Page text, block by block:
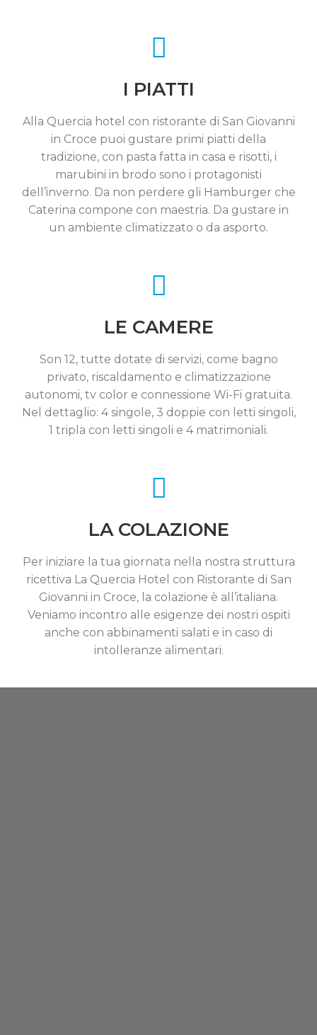
I PIATTI
Alla Quercia hotel con ristorante di San Giovanni
in Croce puoi gustare primi piatti della
tradizione, con pasta fatta in casa e risotti, i
marubini in brodo sono i protagonisti
dell’inverno. Da non perdere gli Hamburger che
Caterina compone con maestria. Da gustare in
un ambiente climatizzato o da asporto.
LE CAMERE
Son 12, tutte dotate di servizi, come bagno
privato, riscaldamento e climatizzazione
autonomi, tv color e connessione Wi-Fi gratuita.
Nel dettaglio: 4 singole, 3 doppie con letti singoli,
1 tripla con letti singoli e 4 matrimoniali.
LA COLAZIONE
Per iniziare la tua giornata nella nostra struttura
ricettiva La Quercia Hotel con Ristorante di San
Giovanni in Croce, la colazione è all’italiana.
Veniamo incontro alle esigenze dei nostri ospiti
anche con abbinamenti salati e in caso di
intolleranze alimentari.